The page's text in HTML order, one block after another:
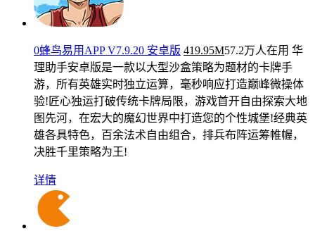
0蜂鸟易用APP V7.9.20 安卓版 419.95M57.2万人在用 华
理助手安卓版是一款以大型沙盒策略为题材的卡牌手
游，所有英雄实时独立运算，毫秒响应打造巅峰微操体
验!匠心独运打破传统卡牌局限，游戏首开自由探索大地
图先河，在宏大的魔幻世界中打造您的个性城堡!经典英
雄各具特色，百余法术自由组合，排兵布阵运筹帷幄，
决胜千里策略为王!
详情